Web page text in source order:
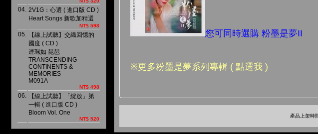
04. 2V1G：心選 ( 進口版 CD )
Heart Songs 新歌加精選
NT$ 598
05.
【線上試聽】交織回憶的
國度 ( CD )
連珮如 琵琶
TRANSCENDING
CONTINENTS &
MEMORIES
M091A
NT$ 498
06.
【線上試聽】「綻放」第
一輯 ( 進口版 CD )
Bloom Vol. One
NT$ 520
您可同時選購 粉墨是夢II
※更多粉墨是夢系列專輯 ( 點選我 )
產品上架時